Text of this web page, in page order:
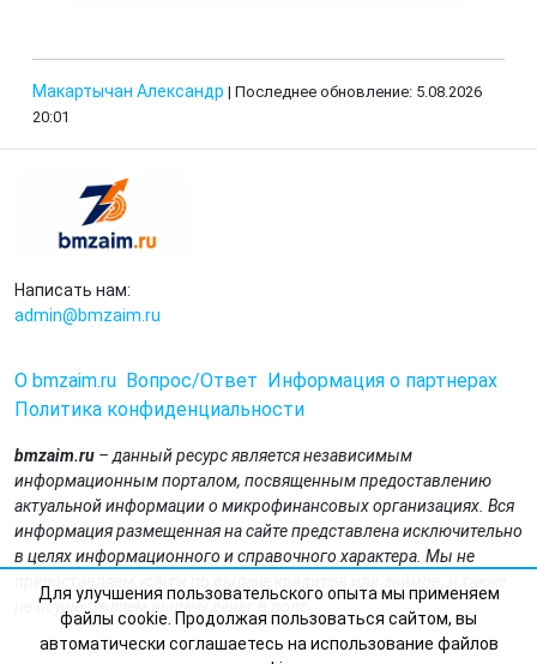
Для улучшения пользовательского опыта мы применяем
файлы cookie. Продолжая пользоваться сайтом, вы
автоматически соглашаетесь на использование файлов
Макартычан Александр | Последнее обновление: 5.08.2026
20:01
Написать нам:
admin@bmzaim.ru
О bmzaim.ru Вопрос/Ответ
Информация о партнерах
Политика конфиденциальности
bmzaim.ru – данный ресурс является независимым
информационным порталом, посвященным предоставлению
актуальной информации о микрофинансовых организациях. Вся
информация размещенная на сайте представлена исключительно
в целях информационного и справочного характера. Мы не
предоставляем услуги по выдаче кредитов или займов, и также
не осуществляем выдачу денег в долг.